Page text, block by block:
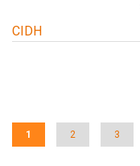
CIDH
Página
actual
1 Página
2 Página
3